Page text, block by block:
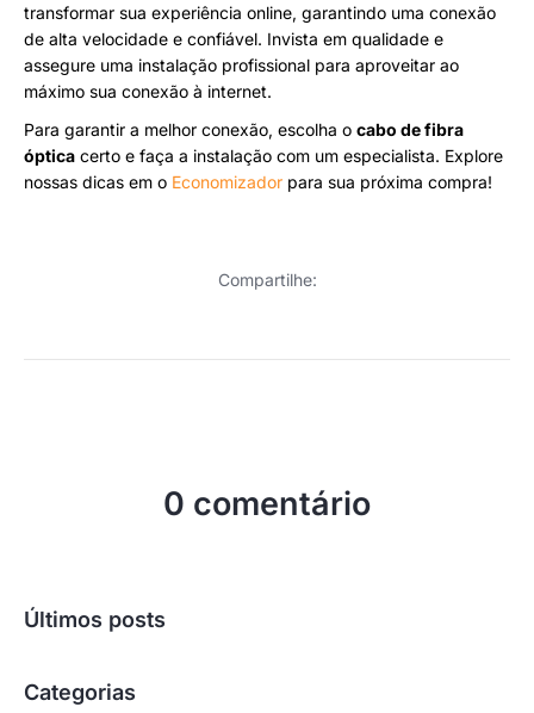
transformar sua experiência online, garantindo uma conexão
de alta velocidade e confiável. Invista em qualidade e
assegure uma instalação profissional para aproveitar ao
máximo sua conexão à internet.
Para garantir a melhor conexão, escolha o cabo de fibra
óptica certo e faça a instalação com um especialista. Explore
nossas dicas em o Economizador para sua próxima compra!
Compartilhe:
0 comentário
Últimos posts
Categorias